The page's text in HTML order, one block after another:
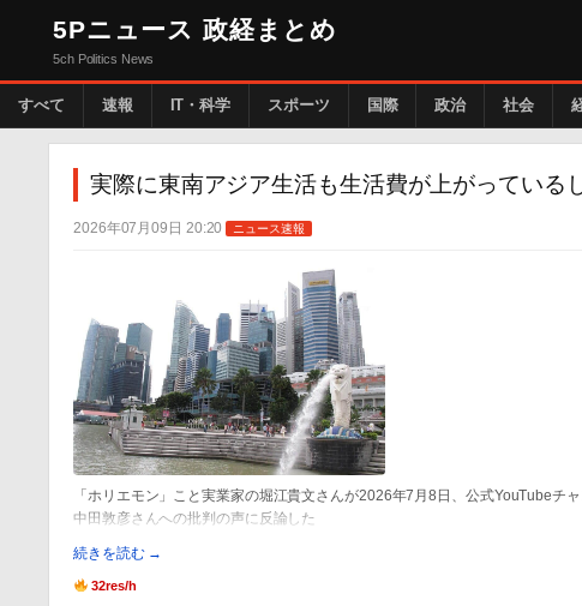
5Pニュース 政経まとめ
5ch Politics News
すべて 速報 IT・科学 スポーツ 国際 政治 社会
実際に東南アジア生活も生活費が上がっている
2026年07月09日 20:20 ニュース速報
「ホリエモン」こと実業家の堀江貴文さんが2026年7月8日、公式YouTubeチ
中田敦彦さんへの批判の声に反論した
続きを読む →
32res/h